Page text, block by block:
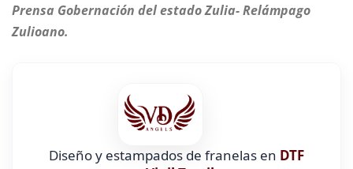
Prensa Gobernación del estado Zulia- Relámpago
Zulioano.
Diseño y estampados de franelas en DTF